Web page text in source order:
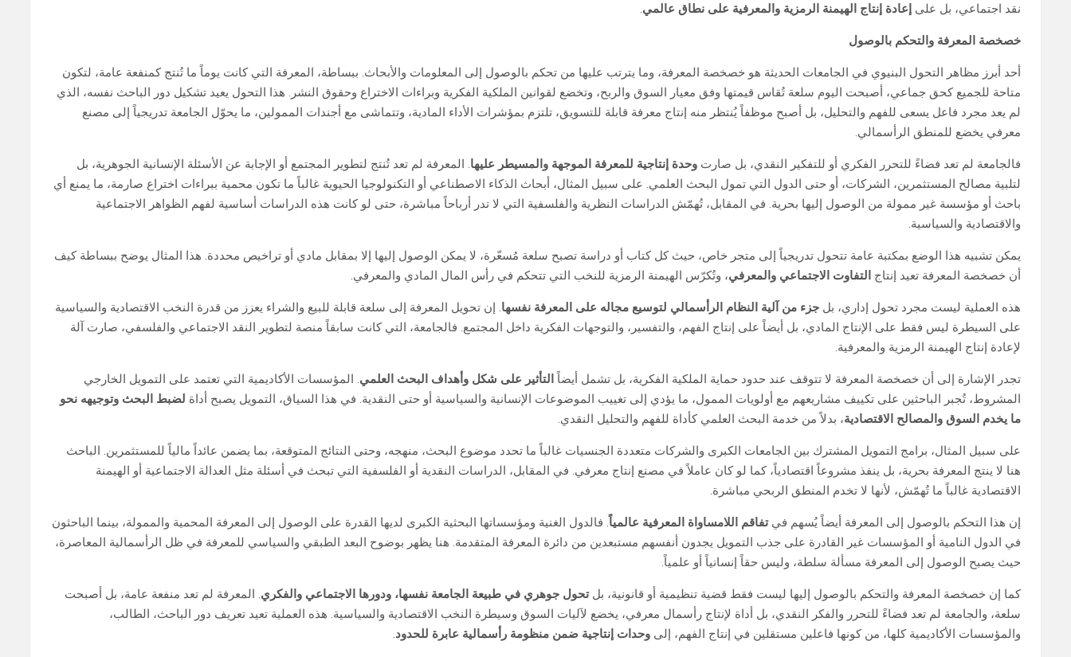
نقد اجتماعي، بل على إعادة إنتاج الهيمنة الرمزية والمعرفية على نطاق عالمي.
خصخصة المعرفة والتحكم بالوصول
أحد أبرز مظاهر التحول البنيوي في الجامعات الحديثة هو خصخصة المعرفة، وما يترتب عليها من تحكم بالوصول إلى المعلومات والأبحاث. ببساطة، المعرفة التي كانت يوماً ما تُنتج كمنفعة عامة، لتكون
متاحة للجميع كحق جماعي، أصبحت اليوم سلعة تُقاس قيمتها وفق معيار السوق والربح، وتخضع لقوانين الملكية الفكرية وبراءات الاختراع وحقوق النشر. هذا التحول يعيد تشكيل دور الباحث نفسه، الذي
لم يعد مجرد فاعل يسعى للفهم والتحليل، بل أصبح موظفاً يُنتظر منه إنتاج معرفة قابلة للتسويق، تلتزم بمؤشرات الأداء المادية، وتتماشى مع أجندات الممولين، ما يحوّل الجامعة تدريجياً إلى مصنع
معرفي يخضع للمنطق الرأسمالي.
فالجامعة لم تعد فضاءً للتحرر الفكري أو للتفكير النقدي، بل صارت وحدة إنتاجية للمعرفة الموجهة والمسيطر عليها. المعرفة لم تعد تُنتج لتطوير المجتمع أو الإجابة عن الأسئلة الإنسانية الجوهرية، بل
لتلبية مصالح المستثمرين، الشركات، أو حتى الدول التي تمول البحث العلمي. على سبيل المثال، أبحاث الذكاء الاصطناعي أو التكنولوجيا الحيوية غالباً ما تكون محمية ببراءات اختراع صارمة، ما يمنع أي
باحث أو مؤسسة غير ممولة من الوصول إليها بحرية. في المقابل، تُهمّش الدراسات النظرية والفلسفية التي لا تدر أرباحاً مباشرة، حتى لو كانت هذه الدراسات أساسية لفهم الظواهر الاجتماعية
والاقتصادية والسياسية.
يمكن تشبيه هذا الوضع بمكتبة عامة تتحول تدريجياً إلى متجر خاص، حيث كل كتاب أو دراسة تصبح سلعة مُسعّرة، لا يمكن الوصول إليها إلا بمقابل مادي أو تراخيص محددة. هذا المثال يوضح ببساطة كيف
أن خصخصة المعرفة تعيد إنتاج التفاوت الاجتماعي والمعرفي، وتُكرّس الهيمنة الرمزية للنخب التي تتحكم في رأس المال المادي والمعرفي.
هذه العملية ليست مجرد تحول إداري، بل جزء من آلية النظام الرأسمالي لتوسيع مجاله على المعرفة نفسها. إن تحويل المعرفة إلى سلعة قابلة للبيع والشراء يعزز من قدرة النخب الاقتصادية والسياسية
على السيطرة ليس فقط على الإنتاج المادي، بل أيضاً على إنتاج الفهم، والتفسير، والتوجهات الفكرية داخل المجتمع. فالجامعة، التي كانت سابقاً منصة لتطوير النقد الاجتماعي والفلسفي، صارت آلة
لإعادة إنتاج الهيمنة الرمزية والمعرفية.
تجدر الإشارة إلى أن خصخصة المعرفة لا تتوقف عند حدود حماية الملكية الفكرية، بل تشمل أيضاً التأثير على شكل وأهداف البحث العلمي. المؤسسات الأكاديمية التي تعتمد على التمويل الخارجي
المشروط، تُجبر الباحثين على تكييف مشاريعهم مع أولويات الممول، ما يؤدي إلى تغييب الموضوعات الإنسانية والسياسية أو حتى النقدية. في هذا السياق، التمويل يصبح أداة لضبط البحث وتوجيهه نحو
ما يخدم السوق والمصالح الاقتصادية، بدلاً من خدمة البحث العلمي كأداة للفهم والتحليل النقدي.
على سبيل المثال، برامج التمويل المشترك بين الجامعات الكبرى والشركات متعددة الجنسيات غالباً ما تحدد موضوع البحث، منهجه، وحتى النتائج المتوقعة، بما يضمن عائداً مالياً للمستثمرين. الباحث
هنا لا ينتج المعرفة بحرية، بل ينفذ مشروعاً اقتصادياً، كما لو كان عاملاً في مصنع إنتاج معرفي. في المقابل، الدراسات النقدية أو الفلسفية التي تبحث في أسئلة مثل العدالة الاجتماعية أو الهيمنة
الاقتصادية غالباً ما تُهمّش، لأنها لا تخدم المنطق الربحي مباشرة.
إن هذا التحكم بالوصول إلى المعرفة أيضاً يُسهم فيتفاقم اللامساواة المعرفية عالمياً. فالدول الغنية ومؤسساتها البحثية الكبرى لديها القدرة على الوصول إلى المعرفة المحمية والممولة، بينما الباحثون
في الدول النامية أو المؤسسات غير القادرة على جذب التمويل يجدون أنفسهم مستبعدين من دائرة المعرفة المتقدمة. هنا يظهر بوضوح البعد الطبقي والسياسي للمعرفة في ظل الرأسمالية المعاصرة،
حيث يصبح الوصول إلى المعرفة مسألة سلطة، وليس حقاً إنسانياً أو علمياً.
كما إن خصخصة المعرفة والتحكم بالوصول إليها ليست فقط قضية تنظيمية أو قانونية، بلتحول جوهري في طبيعة الجامعة نفسها، ودورها الاجتماعي والفكري. المعرفة لم تعد منفعة عامة، بل أصبحت
سلعة، والجامعة لم تعد فضاءً للتحرر والفكر النقدي، بل أداة لإنتاج رأسمال معرفي، يخضع لآليات السوق وسيطرة النخب الاقتصادية والسياسية. هذه العملية تعيد تعريف دور الباحث، الطالب،
والمؤسسات الأكاديمية كلها، من كونها فاعلين مستقلين في إنتاج الفهم، إلى وحدات إنتاجية ضمن منظومة رأسمالية عابرة للحدود.